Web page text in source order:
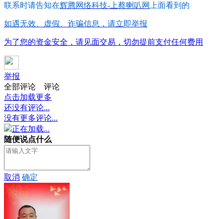
联系时请告知在辉腾网络科技-上蔡喇叭网 上面看到的
如遇无效、虚假、诈骗信息，请立即举报
为了您的资金安全，请见面交易，切勿提前支付任何费用
举报
全部评论
评论
点击加载更多
还没有评论...
没有更多评论...
正在加载...
随便说点什么
取消 确定